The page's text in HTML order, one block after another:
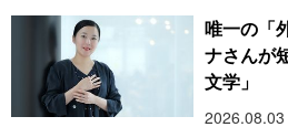
唯一の「
ナさんが
文学」
2026.08.03